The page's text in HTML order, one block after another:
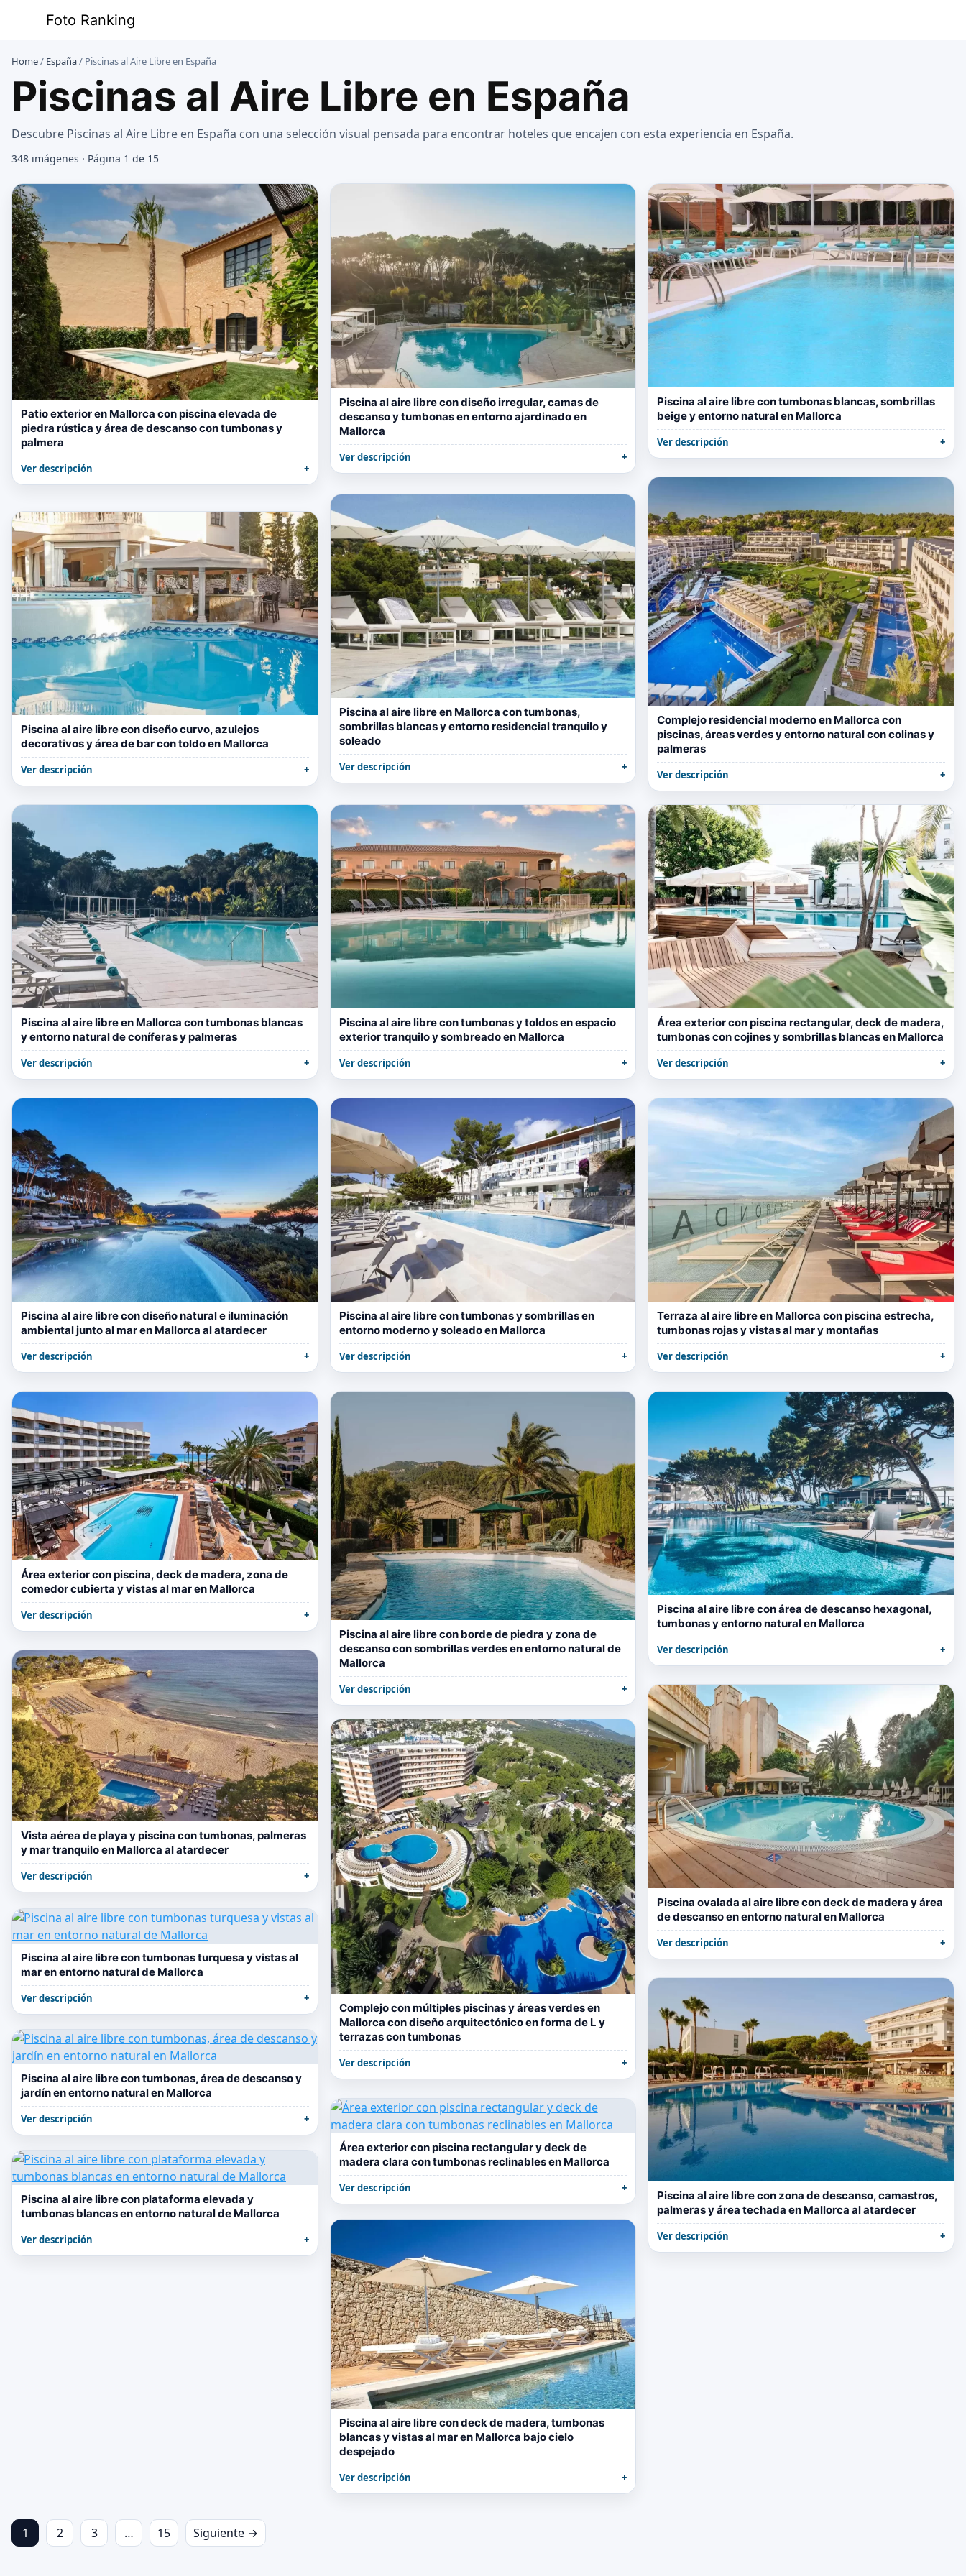
contenido
Foto Ranking
Home/ España/ Piscinas al Aire Libre en España
Piscinas al Aire Libre en España
Descubre Piscinas al Aire Libre en España con una selección visual pensada para encontrar hoteles que encajen con esta experiencia en España.
348 imágenes · Página 1 de 15
Patio exterior en Mallorca con piscina elevada de
piedra rústica y área de descanso con tumbonas y
palmera
Ver descripción
Piscina al aire libre con diseño irregular, camas de
descanso y tumbonas en entorno ajardinado en
Mallorca
Ver descripción
Piscina al aire libre con tumbonas blancas, sombrillas
beige y entorno natural en Mallorca
Ver descripción
Complejo residencial moderno en Mallorca con
piscinas, áreas verdes y entorno natural con colinas y
palmeras
Ver descripción
Piscina al aire libre en Mallorca con tumbonas,
sombrillas blancas y entorno residencial tranquilo y
soleado
Ver descripción
Piscina al aire libre con diseño curvo, azulejos
decorativos y área de bar con toldo en Mallorca
Ver descripción
Piscina al aire libre en Mallorca con tumbonas blancas
y entorno natural de coníferas y palmeras
Ver descripción
Piscina al aire libre con tumbonas y toldos en espacio
exterior tranquilo y sombreado en Mallorca
Ver descripción
Área exterior con piscina rectangular, deck de madera,
tumbonas con cojines y sombrillas blancas en Mallorca
Ver descripción
Piscina al aire libre con diseño natural e iluminación
ambiental junto al mar en Mallorca al atardecer
Ver descripción
Piscina al aire libre con tumbonas y sombrillas en
entorno moderno y soleado en Mallorca
Ver descripción
Terraza al aire libre en Mallorca con piscina estrecha,
tumbonas rojas y vistas al mar y montañas
Ver descripción
Área exterior con piscina, deck de madera, zona de
comedor cubierta y vistas al mar en Mallorca
Ver descripción
Piscina al aire libre con borde de piedra y zona de
descanso con sombrillas verdes en entorno natural de
Mallorca
Ver descripción
Piscina al aire libre con área de descanso hexagonal,
tumbonas y entorno natural en Mallorca
Ver descripción
Vista aérea de playa y piscina con tumbonas, palmeras
y mar tranquilo en Mallorca al atardecer
Ver descripción
Piscina ovalada al aire libre con deck de madera y área
de descanso en entorno natural en Mallorca
Ver descripción
Complejo con múltiples piscinas y áreas verdes en
Mallorca con diseño arquitectónico en forma de L y
terrazas con tumbonas
Ver descripción
Piscina al aire libre con tumbonas turquesa y vistas al
mar en entorno natural de Mallorca
Ver descripción
Piscina al aire libre con zona de descanso, camastros,
palmeras y área techada en Mallorca al atardecer
Ver descripción
Piscina al aire libre con tumbonas, área de descanso y
jardín en entorno natural en Mallorca
Ver descripción
Área exterior con piscina rectangular y deck de
madera clara con tumbonas reclinables en Mallorca
Ver descripción
Piscina al aire libre con plataforma elevada y
tumbonas blancas en entorno natural de Mallorca
Ver descripción
Piscina al aire libre con deck de madera, tumbonas
blancas y vistas al mar en Mallorca bajo cielo
despejado
Ver descripción
1 2 3 … 15 Siguiente →